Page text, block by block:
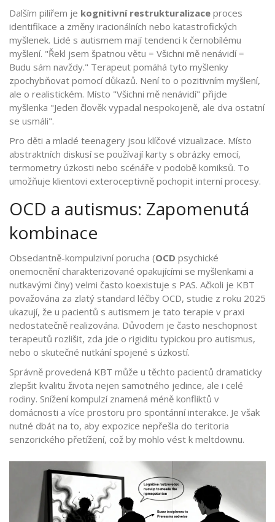
Dalším pilířem je kognitivní restrukturalizace proces
identifikace a změny iracionálních nebo katastrofických
myšlenek. Lidé s autismem mají tendenci k černobílému
myšlení. "Řekl jsem špatnou větu = Všichni mě nenávidí =
Budu sám navždy." Terapeut pomáhá tyto myšlenky
zpochybňovat pomocí důkazů. Není to o pozitivním myšlení,
ale o realistickém. Místo "Všichni mě nenávidí" přijde
myšlenka "Jeden člověk vypadal nespokojeně, ale dva ostatní
se usmáli".
Pro děti a mladé teenagery jsou klíčové vizualizace. Místo
abstraktních diskusí se používají karty s obrázky emocí,
termometry úzkosti nebo scénáře v podobě komiksů. To
umožňuje klientovi exteroceptivně pochopit interní procesy.
OCD a autismus: Zapomenutá
kombinace
Obsedantně-kompulzivní porucha (OCD psychické
onemocnění charakterizované opakujícími se myšlenkami a
nutkavými činy) velmi často koexistuje s PAS. Ačkoli je KBT
považována za zlatý standard léčby OCD, studie z roku 2025
ukazují, že u pacientů s autismem je tato terapie v praxi
nedostatečně realizována. Důvodem je často neschopnost
terapeutů rozlišit, zda jde o rigiditu typickou pro autismus,
nebo o skutečné nutkání spojené s úzkostí.
Správně provedená KBT může u těchto pacientů dramaticky
zlepšit kvalitu života nejen samotného jedince, ale i celé
rodiny. Snížení kompulzí znamená méně konfliktů v
domácnosti a více prostoru pro spontánní interakce. Je však
nutné dbát na to, aby expozice nepřešla do teritoria
senzorického přetížení, což by mohlo vést k meltdownu.